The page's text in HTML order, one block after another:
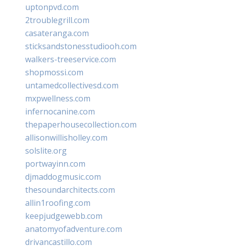
uptonpvd.com
2troublegrill.com
casateranga.com
sticksandstonesstudiooh.com
walkers-treeservice.com
shopmossi.com
untamedcollectivesd.com
mxpwellness.com
infernocanine.com
thepaperhousecollection.com
allisonwillisholley.com
solslite.org
portwayinn.com
djmaddogmusic.com
thesoundarchitects.com
allin1roofing.com
keepjudgewebb.com
anatomyofadventure.com
drivancastillo.com